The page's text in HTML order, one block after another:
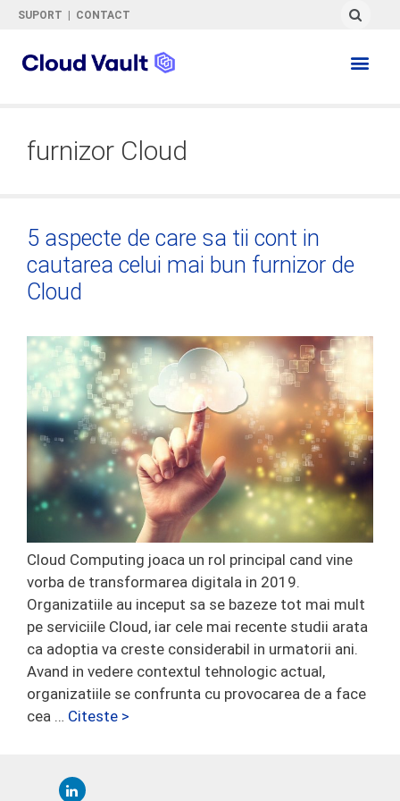
SUPORT | CONTACT
furnizor Cloud
5 aspecte de care sa tii cont in
cautarea celui mai bun furnizor de
Cloud
Cloud Computing joaca un rol principal cand vine
vorba de transformarea digitala in 2019.
Organizatiile au inceput sa se bazeze tot mai mult
pe serviciile Cloud, iar cele mai recente studii arata
ca adoptia va creste considerabil in urmatorii ani.
Avand in vedere contextul tehnologic actual,
organizatiile se confrunta cu provocarea de a face
cea … Citeste >